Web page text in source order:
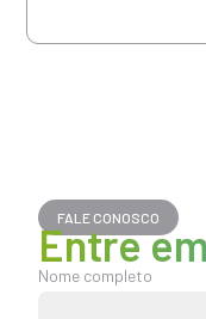
FALE CONOSCO
Entre
Nome completo